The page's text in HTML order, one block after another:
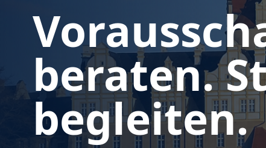
beraten.
begleiten.